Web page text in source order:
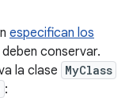
especifican los
conservar.
la clase MyClass
: